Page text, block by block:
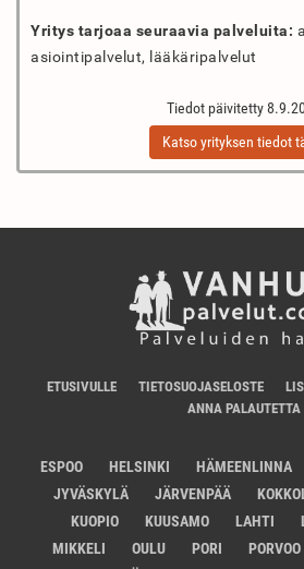
Yritys tarjoaa seuraavia palveluita:
asiointipalvelut, lääkäripalvelut
Tiedot päivitetty
Katso yrityksen tiedot
ETUSIVULLE TIETOSUOJASELOSTE
ANNA PALAUTETTA
ESPOO HELSINKI HÄMEENLINNA
JYVÄSKYLÄ
JÄRVENPÄÄ
KUOPIO
KUUSAMO LAHTI
MIKKELI
OULU PORI PORVOO